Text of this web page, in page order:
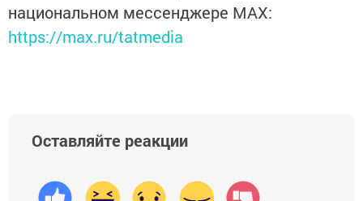
национальном мессенджере MАХ:
https://max.ru/tatmedia
Оставляйте реакции